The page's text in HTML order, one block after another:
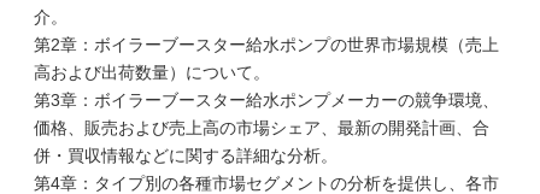
介。
第2章：ボイラーブースター給水ポンプの世界市場規模（売上
高および出荷数量）について。
第3章：ボイラーブースター給水ポンプメーカーの競争環境、
価格、販売および売上高の市場シェア、最新の開発計画、合
併・買収情報などに関する詳細な分析。
第4章：タイプ別の各種市場セグメントの分析を提供し、各市